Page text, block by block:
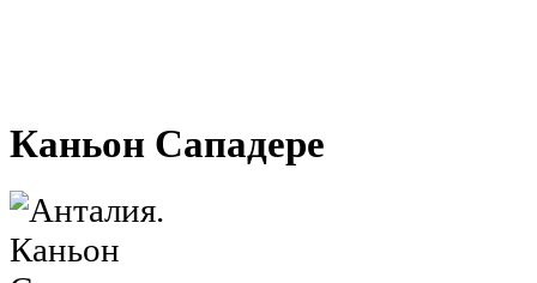
Каньон Сападере